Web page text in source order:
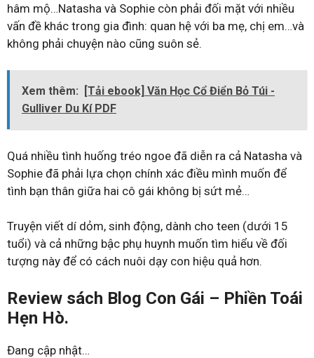
hâm mộ…Natasha và Sophie còn phải đối mặt với nhiều
vấn đề khác trong gia đình: quan hệ với ba mẹ, chị em…và
không phải chuyện nào cũng suôn sẻ.
Xem thêm:
[Tải ebook] Văn Học Cổ Điển Bỏ Túi -
Gulliver Du Kí PDF
Quá nhiều tình huống tréo ngoe đã diễn ra cả Natasha và
Sophie đã phải lựa chọn chính xác điều mình muốn để
tình bạn thân giữa hai cô gái không bị sứt mẻ…
Truyện viết dí dỏm, sinh động, dành cho teen (dưới 15
tuổi) và cả những bậc phụ huynh muốn tìm hiểu về đối
tượng này để có cách nuôi dạy con hiệu quả hơn.
Review sách Blog Con Gái – Phiền Toái
Hẹn Hò.
Đang cập nhật…